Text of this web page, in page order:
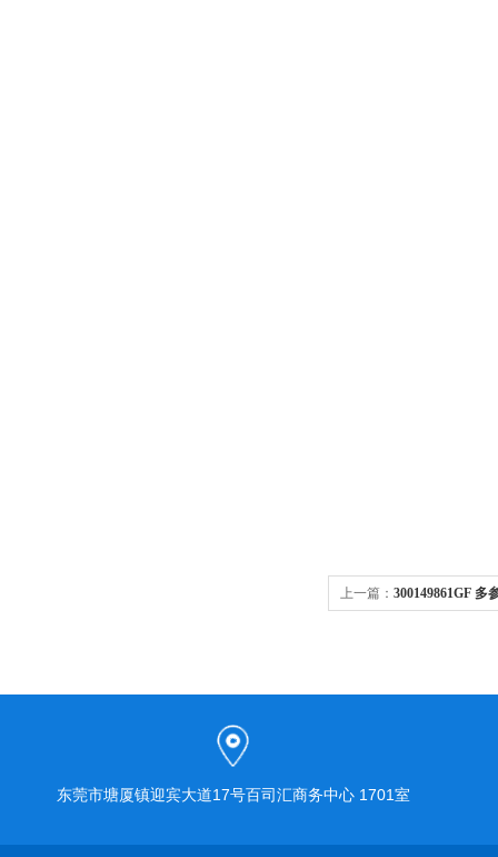
上一篇： 300149861GF 多
东莞市塘厦镇迎宾大道17号百司汇商务中心 1701室